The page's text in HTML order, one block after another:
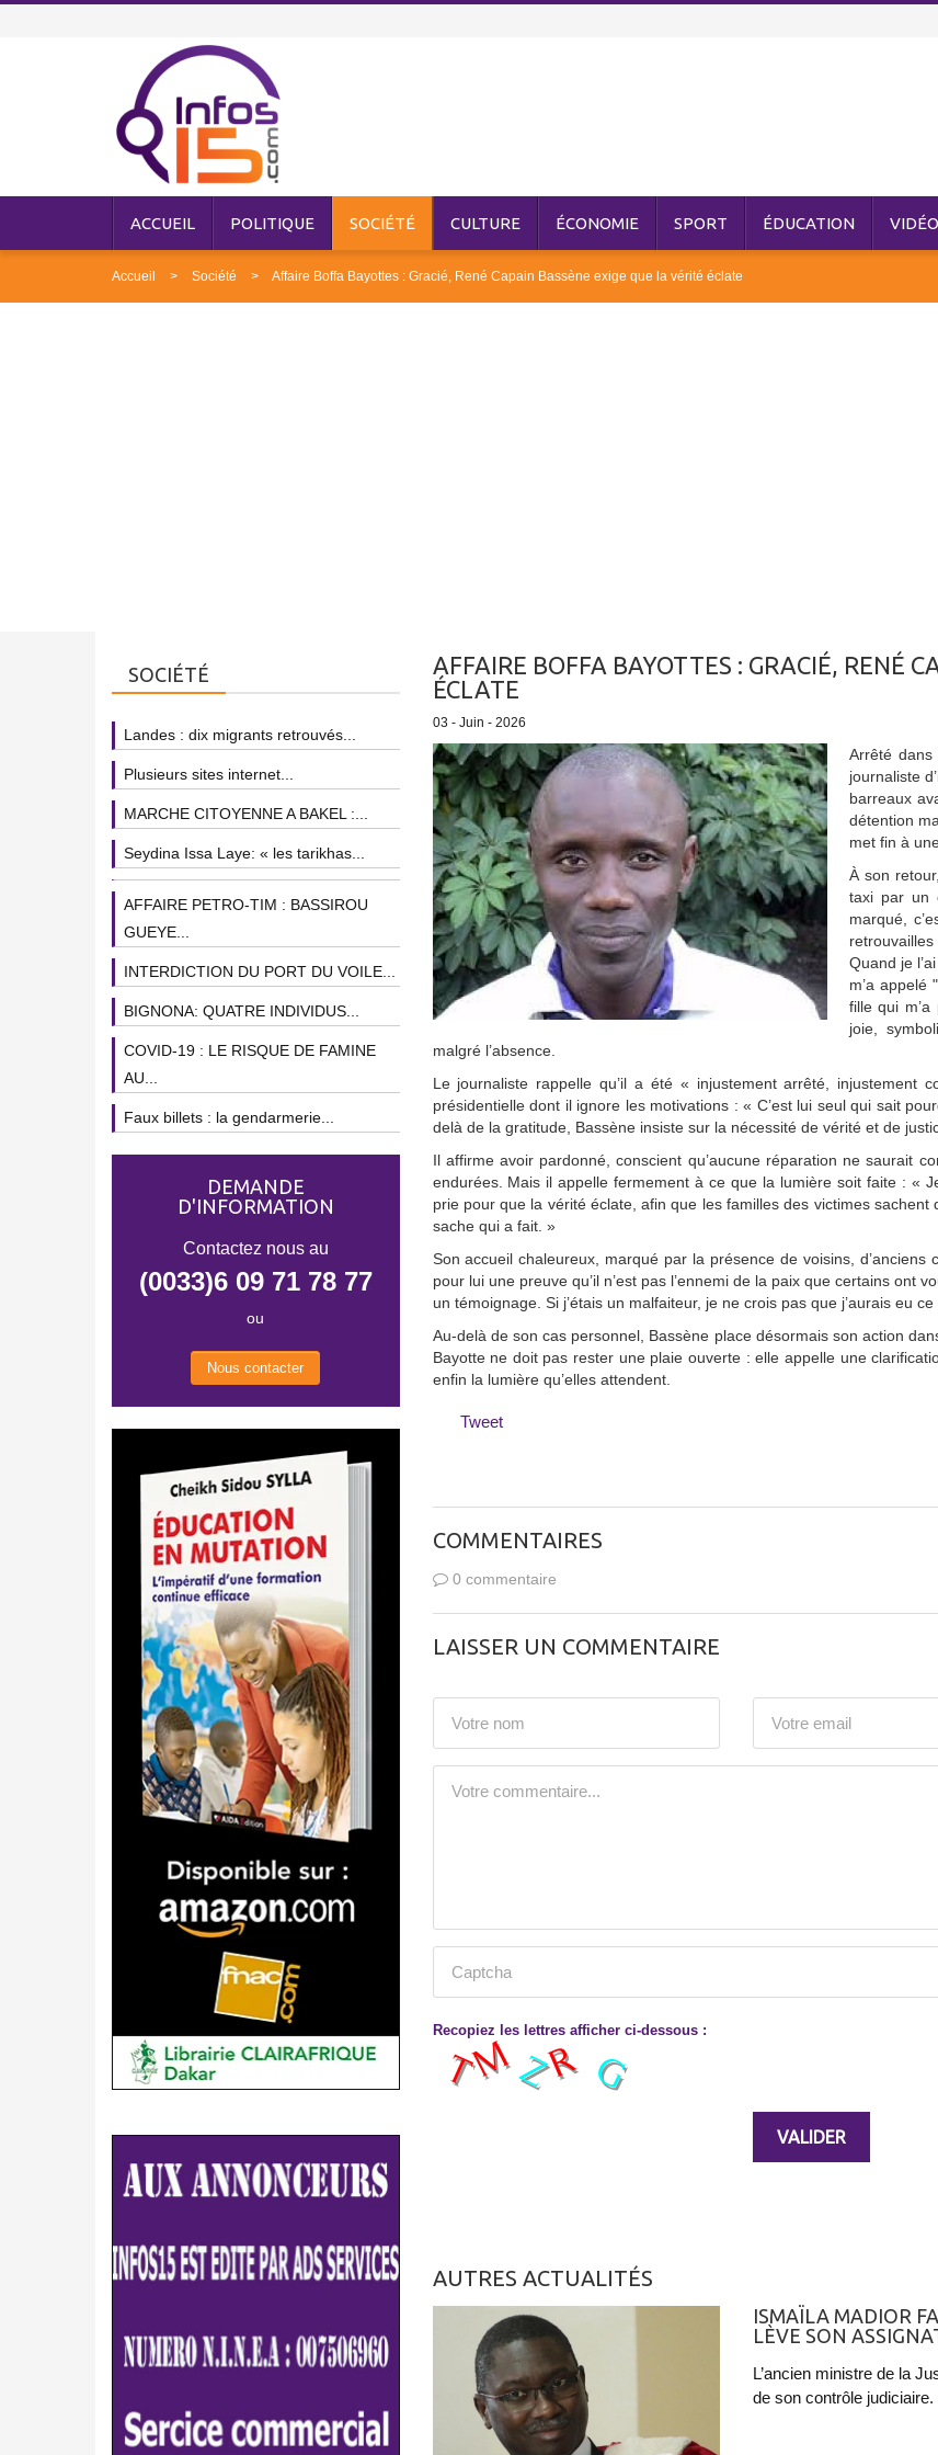
ACCUEIL POLITIQUE SOCIÉTÉ CULTURE ÉCONOMIE SPORT ÉDUCATION
Accueil Société Affaire Boffa Bayottes : Gracié, René Capain Bassène exige que la vérité éclate
AFFAIRE BOFFA BAYOTTES : GRACIÉ, RENÉ
ÉCLATE
03 - Juin - 2026
Arrêté
journaliste
barreaux
détention
met fin à
À son
taxi par un
marqué,
Quand je
m’a
fille qui
joie,
malgré l’absence.
Le journaliste rappelle qu’il a été « injustement arrêté, injustement
présidentielle dont il ignore les motivations : « C’est lui seul qui sait
delà de la gratitude, Bassène insiste sur la nécessité de vérité et de
Il affirme avoir pardonné, conscient qu’aucune réparation ne saurait
endurées. Mais il appelle fermement à ce que la lumière soit faite : «
prie pour que la vérité éclate, afin que les familles des victimes sachent
sache qui a fait. »
Son accueil chaleureux, marqué par la présence de voisins,
pour lui une preuve qu’il n’est pas l’ennemi de la paix que certains
un témoignage. Si j’étais un malfaiteur, je ne crois pas que j’aurais eu ce
Au-delà de son cas personnel, Bassène place désormais son action
Bayotte ne doit pas rester une plaie ouverte : elle appelle une
enfin la lumière qu’elles attendent.
Tweet
COMMENTAIRES
0 commentaire
LAISSER UN COMMENTAIRE
Recopiez les lettres afficher ci-dessous :
AUTRES ACTUALITÉS
ISMAÏLA MADIOR
LÈVE SON
L’ancien ministre de la
de son contrôle
SOCIÉTÉ
Landes : dix migrants retrouvés...
Plusieurs sites internet...
MARCHE CITOYENNE A BAKEL :...
Seydina Issa Laye: « les tarikhas...
AFFAIRE PETRO-TIM : BASSIROU
GUEYE...
INTERDICTION DU PORT DU VOILE...
BIGNONA: QUATRE INDIVIDUS...
COVID-19 : LE RISQUE DE FAMINE
AU...
Faux billets : la gendarmerie...
DEMANDE
D'INFORMATION
Contactez nous au
(0033)6 09 71 78 77
ou
Nous contacter